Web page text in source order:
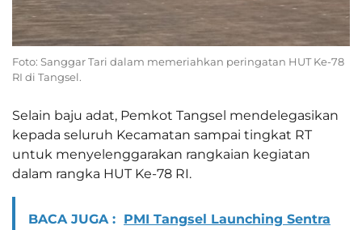
Foto: Sanggar Tari dalam memeriahkan peringatan HUT Ke-78
RI di Tangsel.
Selain baju adat, Pemkot Tangsel mendelegasikan
kepada seluruh Kecamatan sampai tingkat RT
untuk menyelenggarakan rangkaian kegiatan
dalam rangka HUT Ke-78 RI.
BACA JUGA : PMI Tangsel Launching Sentra